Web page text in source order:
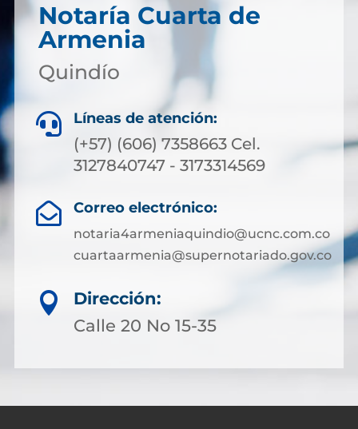
Notaría Cuarta de
Armenia
Quindío
 Líneas de atención:
(+57) (606) 7358663 Cel.
3127840747 - 3173314569
 Correo electrónico:
notaria4armeniaquindio@ucnc.com.co
cuartaarmenia@supernotariado.gov.co

Dirección:
Calle 20 No 15-35